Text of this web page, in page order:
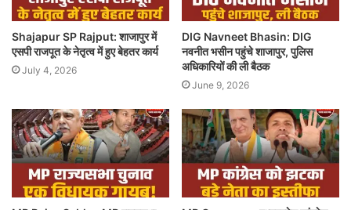
Shajapur SP Rajput: शाजापुर में
एसपी राजपूत के नेतृत्व में हुए बेहतर कार्य
July 4, 2026
DIG Navneet Bhasin: DIG
नवनीत भसीन पहुंचे शाजापुर, पुलिस
अधिकारियों की ली बैठक
June 9, 2026